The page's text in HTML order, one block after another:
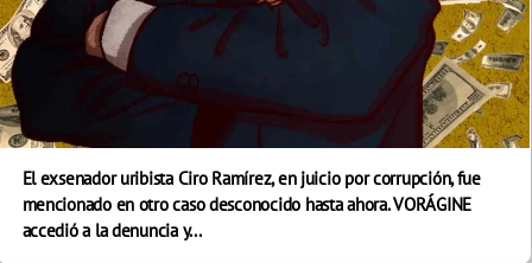
El exsenador uribista Ciro Ramírez, en juicio por corrupción, fue
mencionado en otro caso desconocido hasta ahora. VORÁGINE
accedió a la denuncia y...